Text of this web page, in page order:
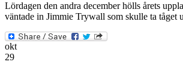
Lördagen den andra december hölls årets
väntade in Jimmie Trywall som skulle ta
okt
29